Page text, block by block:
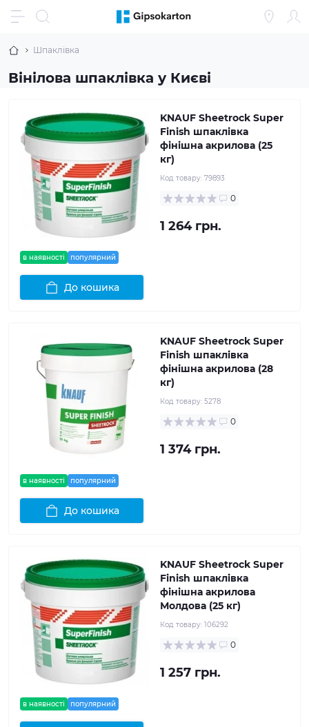
Шпаклівка
Вінілова шпаклівка у Києві
в наявності популярний
KNAUF Sheetrock Super
Finish шпаклівка
фінішна акрилова (25
кг)
Код товару: 79893
0
1 264 грн.
До кошика
в наявності популярний
KNAUF Sheetrock Super
Finish шпаклівка
фінішна акрилова (28
кг)
Код товару: 5278
0
1 374 грн.
До кошика
в наявності популярний
KNAUF Sheetrock Super
Finish шпаклівка
фінішна акрилова
Молдова (25 кг)
Код товару: 106292
0
1 257 грн.